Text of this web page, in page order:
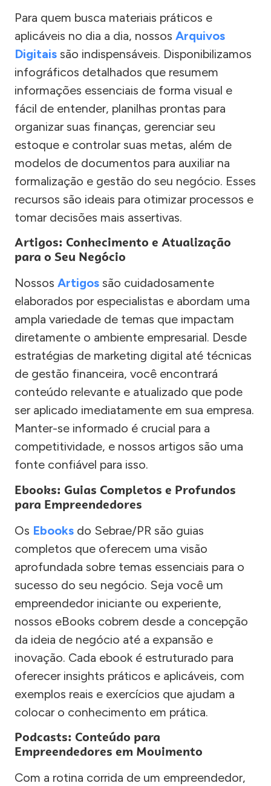
Para quem busca materiais práticos e
aplicáveis no dia a dia, nossos Arquivos
Digitais são indispensáveis. Disponibilizamos
infográficos detalhados que resumem
informações essenciais de forma visual e
fácil de entender, planilhas prontas para
organizar suas finanças, gerenciar seu
estoque e controlar suas metas, além de
modelos de documentos para auxiliar na
formalização e gestão do seu negócio. Esses
recursos são ideais para otimizar processos e
tomar decisões mais assertivas.
Artigos: Conhecimento e Atualização
para o Seu Negócio
Nossos Artigos são cuidadosamente
elaborados por especialistas e abordam uma
ampla variedade de temas que impactam
diretamente o ambiente empresarial. Desde
estratégias de marketing digital até técnicas
de gestão financeira, você encontrará
conteúdo relevante e atualizado que pode
ser aplicado imediatamente em sua empresa.
Manter-se informado é crucial para a
competitividade, e nossos artigos são uma
fonte confiável para isso.
Ebooks: Guias Completos e Profundos
para Empreendedores
Os Ebooks do Sebrae/PR são guias
completos que oferecem uma visão
aprofundada sobre temas essenciais para o
sucesso do seu negócio. Seja você um
empreendedor iniciante ou experiente,
nossos eBooks cobrem desde a concepção
da ideia de negócio até a expansão e
inovação. Cada ebook é estruturado para
oferecer insights práticos e aplicáveis, com
exemplos reais e exercícios que ajudam a
colocar o conhecimento em prática.
Podcasts: Conteúdo para
Empreendedores em Movimento
Com a rotina corrida de um empreendedor,